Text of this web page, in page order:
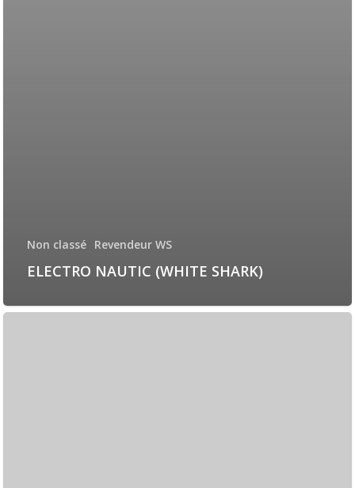
Non classé Revendeur WS
ELECTRO NAUTIC (WHITE SHARK)